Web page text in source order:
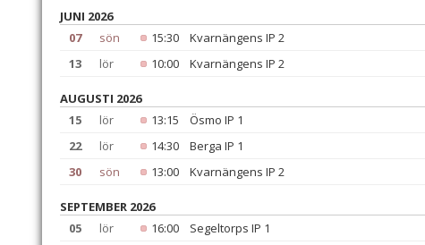
JUNI 2026
07
sön 15:30 Kvarnängens IP 2
13
lör 10:00 Kvarnängens IP 2
AUGUSTI 2026
15
lör 13:15 Ösmo IP 1
22
lör 14:30 Berga IP 1
30
sön 13:00 Kvarnängens IP 2
SEPTEMBER 2026
05
lör 16:00 Segeltorps IP 1